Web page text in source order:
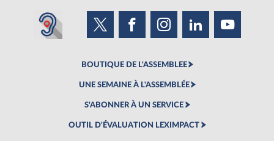
BOUTIQUE DE L'ASSEMBLEE
UNE SEMAINE À L'ASSEMBLÉE
S'ABONNER À UN SERVICE
OUTIL D'ÉVALUATION LEXIMPACT